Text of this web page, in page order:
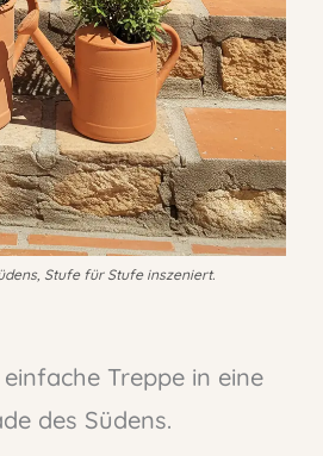
Stufe für Stufe inszeniert.
Treppe in eine
des Südens.